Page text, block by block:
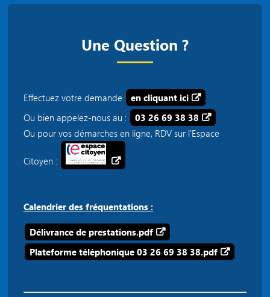
Une Question ?
Effectuez votre demande
en cliquant ici
Ou bien appelez-nous au :
03 26 69 38 38
Ou pour vos démarches en ligne, RDV sur l'Espace
Citoyen :
Calendrier des fréquentations :
Délivrance de prestations.pdf
Plateforme téléphonique 03 26 69 38 38.pdf